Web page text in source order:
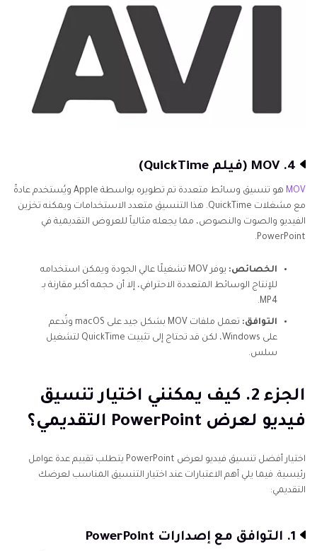
4. MOV (فيلم QuickTime)
MOV
هو تنسيق وسائط متعددة تم تطويره بواسطة Apple ويُستخدم عادةً
مع مشغلات QuickTime. هذا التنسيق متعدد الاستخدامات ويمكنه تخزين
الفيديو والصوت والنصوص، مما يجعله مثالياً للعروض التقديمية في
PowerPoint.
الخصائص:
يوفر MOV تشغيلًا عالي الجودة ويمكن استخدامه
للإنتاج الوسائط المتعددة الاحترافي، إلا أن حجمه أكبر مقارنة بـ
MP4.
التوافق:
تعمل ملفات MOV بشكل جيد على macOS وتُدعم
على Windows، لكن قد تحتاج إلى تثبيت QuickTime لتشغيل
سلس.
الجزء 2. كيف يمكنني اختيار تنسيق
فيديو لعرض PowerPoint التقديمي؟
اختيار أفضل تنسيق فيديو لعرض PowerPoint يتطلب تقييم عدة عوامل
رئيسية. فيما يلي أهم الاعتبارات عند اختيار التنسيق المناسب لعرضك
التقديمي:
1. التوافق مع إصدارات PowerPoint